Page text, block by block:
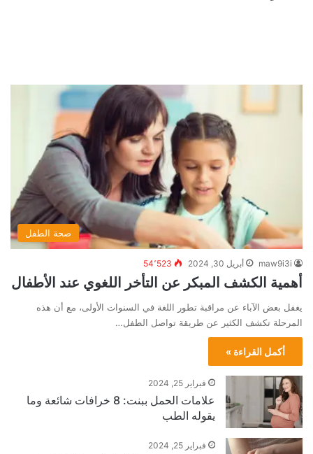
صحة الطفل
maw9i3i أبريل 30, 2024 54٬523
أهمية الكشف المبكر عن التأخر اللغوي عند الأطفال
يغفل بعض الآباء عن مراقبة تطور اللغة في السنوات الأولى، مع أن هذه
المرحلة تكشف الكثير عن طريقة تواصل الطفل…
أكمل القراءة »
فبراير 25, 2024
علامات الحمل ببنت: 8 خرافات شائعة وما
يقوله الطب
فبراير 25, 2024